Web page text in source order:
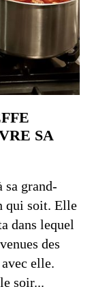
SA
sa grand-
qui soit. Elle
dans lequel
des
elle.
soir...